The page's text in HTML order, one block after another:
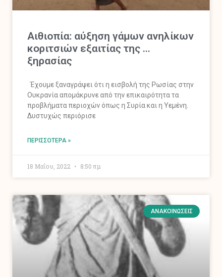
Αιθιοπία: αύξηση γάμων ανηλίκων
κοριτσιών εξαιτίας της …
ξηρασίας
Έχουμε ξαναγράψει ότι η εισβολή της Ρωσίας στην
Ουκρανία απομάκρυνε από την επικαιρότητα τα
προβλήματα περιοχών όπως η Συρία και η Υεμένη.
Δυστυχώς περιόρισε
ΠΕΡΙΣΣΌΤΕΡΑ »
18 Μαΐου, 2022 8:50 πμ
ΑΝΑΚΟΙΝΏΣΕΙΣ